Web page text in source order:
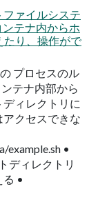
ァイルシステ
テナ内からホ
たり、操作がで
プロセスのル
テナ内部から
ィレクトリに
アクセスできな
•
ディレクトリ
•